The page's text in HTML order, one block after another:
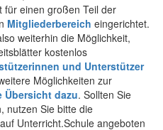
für einen großen Teil der
Mitgliederbereich eingerichtet.
weiterhin die Möglichkeit,
kostenlos
und Unterstützer
Möglichkeiten zur
Übersicht dazu. Sollten Sie
nutzen Sie bitte die
Unterricht.Schule angeboten